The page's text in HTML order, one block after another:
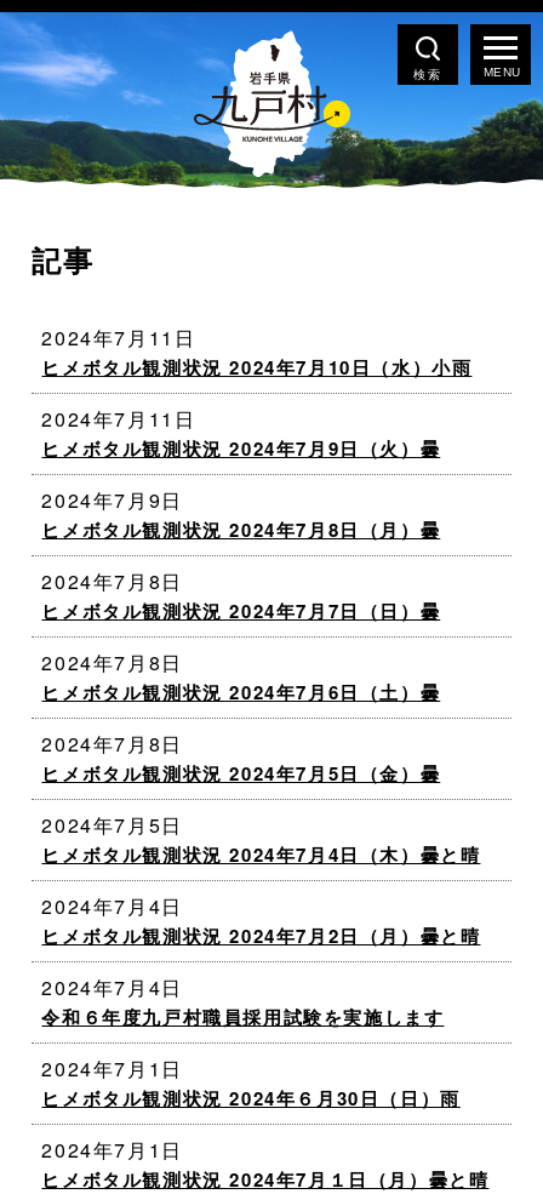
検索
記事
2024年7月11日
ヒメボタル観測状況 2024年7月10日（水）小雨
2024年7月11日
ヒメボタル観測状況 2024年7月9日（火）曇
2024年7月9日
ヒメボタル観測状況 2024年7月8日（月）曇
2024年7月8日
ヒメボタル観測状況 2024年7月7日（日）曇
2024年7月8日
ヒメボタル観測状況 2024年7月6日（土）曇
2024年7月8日
ヒメボタル観測状況 2024年7月5日（金）曇
2024年7月5日
ヒメボタル観測状況 2024年7月4日（木）曇と晴
2024年7月4日
ヒメボタル観測状況 2024年7月2日（月）曇と晴
2024年7月4日
令和６年度九戸村職員採用試験を実施します
2024年7月1日
ヒメボタル観測状況 2024年６月30日（日）雨
2024年7月1日
ヒメボタル観測状況 2024年7月１日（月）曇と晴